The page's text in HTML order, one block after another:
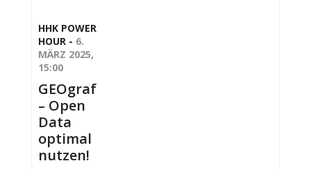
HHK POWER
HOUR - 6.
MÄRZ 2025,
15:00
GEOgraf
– Open
Data
optimal
nutzen!